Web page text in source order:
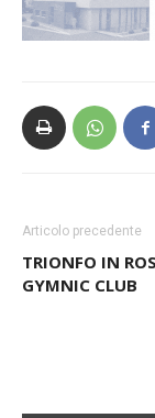
Articolo precedente
TRIONFO IN
GYMNIC CLUB